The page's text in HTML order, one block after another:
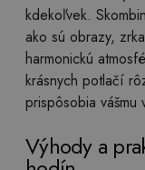
kdekoľvek.
ako sú obrazy,
harmonickú
krásnych potlačí
prispôsobia vášmu
Výhody a